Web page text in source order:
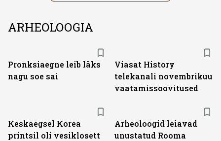
ARHEOLOOGIA
Pronksiaegne leib läks
nagu soe sai
Viasat History
telekanali novembrikuu
vaatamissoovitused
Keskaegsel Korea
printsil oli vesiklosett
Arheoloogid leiavad
unustatud Rooma